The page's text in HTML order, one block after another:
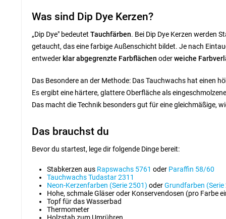
Was sind Dip Dye Kerzen?
„Dip Dye" bedeutet Tauchfärben. Bei Dip Dye Kerzen werden
getaucht, das eine farbige Außenschicht bildet. Je nach
entweder klar abgegrenzte Farbflächen oderweiche
Das Besondere an der Methode: Das Tauchwachs hat einen
Es ergibt eine härtere, glattere Oberfläche als
Das macht die Technik besonders gut für eine gleichmäßige,
Das brauchst du
Bevor du startest, lege dir folgende Dinge bereit:
Stabkerzen aus Rapswachs 5761 oder Paraffin 58/60
Tauchwachs Tudastar 2311
Neon-Kerzenfarben (Serie 2501) oderGrundfarben (Serie
Hohe, schmale Gläser oder Konservendosen (pro Farbe
Topf für das Wasserbad
Thermometer